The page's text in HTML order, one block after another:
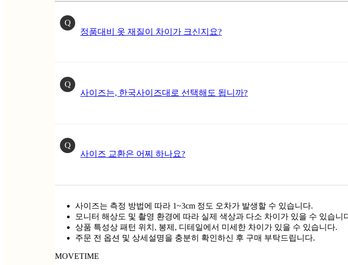
Q
정품대비 옷 재질이 차이가 크신지요?
Q
사이즈는, 한국사이즈대로 선택해도 됩니까?
Q
사이즈 교환은 어찌 하나요?
사이즈는 측정 방법에 따라 1~3cm 정도 오차가 발생할 수 있습니다.
모니터 해상도 및 촬영 환경에 따라 실제 색상과 다소 차이가 있을 수 있습니
상품 특성상 패턴 위치, 봉제, 디테일에서 미세한 차이가 있을 수 있습니다.
주문 전 옵션 및 상세설명을 충분히 확인하신 후 구매 부탁드립니다.
MOVETIME